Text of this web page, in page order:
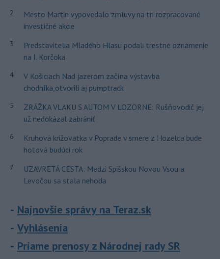
2
Mesto Martin vypovedalo zmluvy na tri rozpracované
investičné akcie
3
Predstavitelia Mladého Hlasu podali trestné oznámenie
na I. Korčoka
4
V Košiciach Nad jazerom začína výstavba
chodníka,otvorili aj pumptrack
5
ZRÁŽKA VLAKU S AUTOM V LOZORNE: Rušňovodič jej
už nedokázal zabrániť
6
Kruhová križovatka v Poprade v smere z Hozelca bude
hotová budúci rok
7
UZAVRETÁ CESTA: Medzi Spišskou Novou Vsou a
Levočou sa stala nehoda
Najnovšie správy na Teraz.sk
Vyhlásenia
Priame prenosy z Národnej rady SR